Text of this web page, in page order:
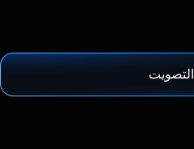
التصويت